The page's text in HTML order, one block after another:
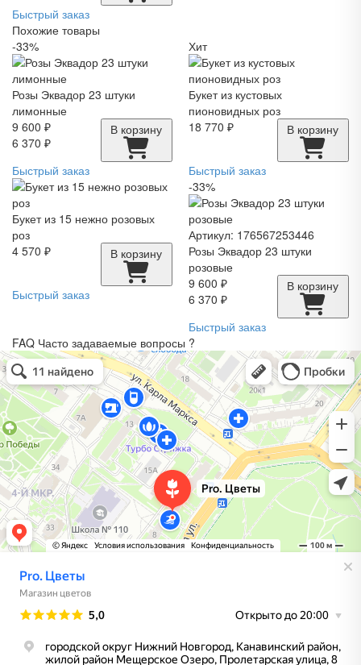
Быстрый заказ
Похожие товары
-33%
Розы Эквадор 23 штуки
лимонные
9 600 ₽
6 370 ₽
В корзину
Быстрый заказ
Хит
Букет из кустовых
пионовидных роз
18 770 ₽
В корзину
Быстрый заказ
Букет из 15 нежно розовых
роз
4 570 ₽
В корзину
Быстрый заказ
-33%
Артикул: 176567253446
Розы Эквадор 23 штуки
розовые
9 600 ₽
6 370 ₽
В корзину
Быстрый заказ
FAQ Часто задаваемые вопросы ?
Pro. Цветы
Магазин цветов в Нижнем Новгороде
Доставка цветов и букетов в Нижнем Новгороде